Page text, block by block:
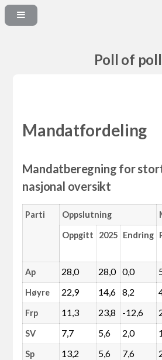
Poll of
Mandatfordeling
Mandatberegning for
nasjonal oversikt
Parti Oppslutning
Oppgitt 2025 Endring
Ap 28,0 28,0 0,0
Høyre 22,9 14,6 8,2
Frp 11,3 23,8 -12,6
SV 7,7 5,6 2,0
Sp 13,2 5,6 7,6